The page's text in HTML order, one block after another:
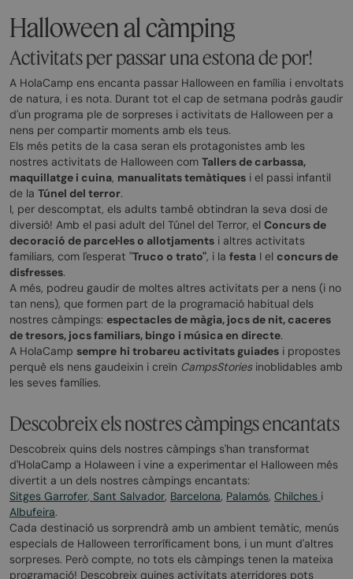
Halloween al càmping
Activitats per passar una estona de por!
A HolaCamp ens encanta passar Halloween en família i envoltats
de natura, i es nota. Durant tot el cap de setmana podràs gaudir
d'un programa ple de sorpreses i activitats de Halloween per a
nens per compartir moments amb els teus.
Els més petits de la casa seran els protagonistes amb les
nostres activitats de Halloween com Tallers de carbassa,
maquillatge i cuina, manualitats temàtiques i el passi infantil
de la Túnel del terror.
I, per descomptat, els adults també obtindran la seva dosi de
diversió! Amb el pasi adult del Túnel del Terror, el Concurs de
decoració de parcel·les o allotjaments i altres activitats
familiars, com l'esperat "Truco o trato", i la festa I el concurs de
disfresses.
A més, podreu gaudir de moltes altres activitats per a nens (i no
tan nens), que formen part de la programació habitual dels
nostres càmpings: espectacles de màgia, jocs de nit, caceres
de tresors, jocs familiars, bingo i música en directe.
A HolaCamp sempre hi trobareu activitats guiades i propostes
perquè els nens gaudeixin i creïn CampsStories inoblidables amb
les seves famílies.
Descobreix els nostres càmpings encantats
Descobreix quins dels nostres càmpings s'han transformat
d'HolaCamp a Holaween i vine a experimentar el Halloween més
divertit a un dels nostres càmpings encantats:
Sitges Garrofer, Sant Salvador, Barcelona, Palamós, Chilches i
Albufeira.
Cada destinació us sorprendrà amb un ambient temàtic, menús
especials de Halloween terroríficament bons, i un munt d'altres
sorpreses. Però compte, no tots els càmpings tenen la mateixa
programació! Descobreix quines activitats aterridores pots